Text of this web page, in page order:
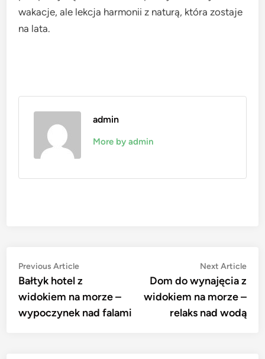
wakacje, ale lekcja harmonii z naturą, która zostaje
na lata.
admin
More by admin
Nawigacja
wpisu
Previous ArticlePrevious
article:
Bałtyk hotel z
widokiem na morze –
wypoczynek nad falami
Next Article
Dom do wynajęcia z
widokiem na morze –
relaks nad wodą